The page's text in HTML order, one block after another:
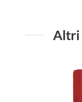
Altri